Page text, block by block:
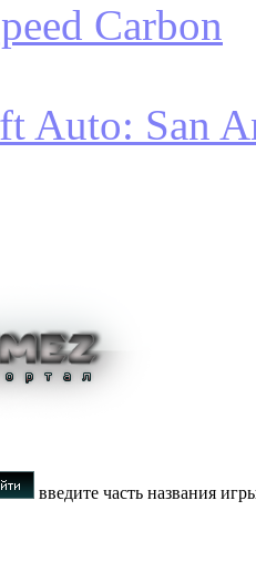
Carbon
Auto: San
введите часть названия